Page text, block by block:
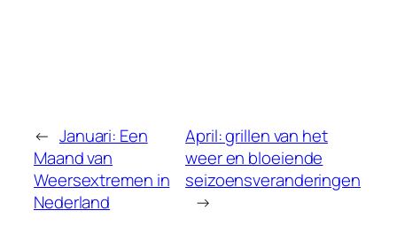
← Januari: Een
Maand van
Weersextremen in
Nederland
April: grillen van het
weer en bloeiende
seizoensveranderingen
→